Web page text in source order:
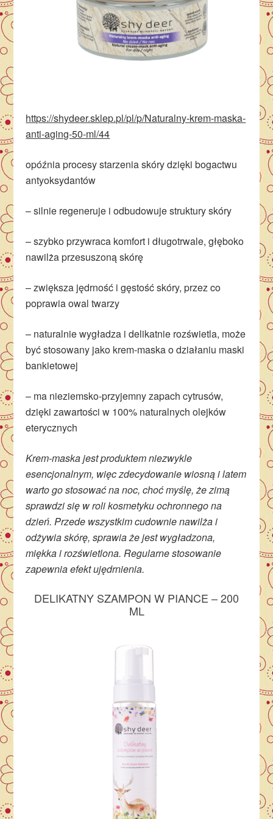
https://shydeer.sklep.pl/pl/p/Naturalny-krem-maska-
anti-aging-50-ml/44
opóźnia procesy starzenia skóry dzięki bogactwu
antyoksydantów
– silnie regeneruje i odbudowuje struktury skóry
– szybko przywraca komfort i długotrwale, głęboko
nawilża przesuszoną skórę
– zwiększa jędrność i gęstość skóry, przez co
poprawia owal twarzy
– naturalnie wygładza i delikatnie rozświetla, może
być stosowany jako krem-maska o działaniu maski
bankietowej
– ma nieziemsko-przyjemny zapach cytrusów,
dzięki zawartości w 100% naturalnych olejków
eterycznych
Krem-maska jest produktem niezwykle
esencjonalnym, więc zdecydowanie wiosną i latem
warto go stosować na noc, choć myślę, że zimą
sprawdzi się w roli kosmetyku ochronnego na
dzień. Przede wszystkim cudownie nawilża i
odżywia skórę, sprawia że jest wygładzona,
miękka i rozświetlona. Regularne stosowanie
zapewnia efekt ujędrnienia.
DELIKATNY SZAMPON W PIANCE – 200
ML